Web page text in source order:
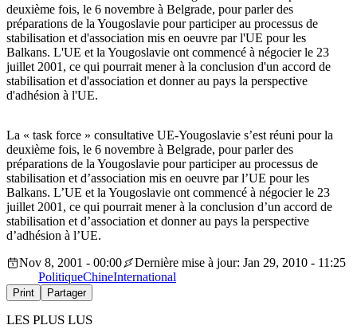
deuxième fois, le 6 novembre à Belgrade, pour parler des
préparations de la Yougoslavie pour participer au processus de
stabilisation et d'association mis en oeuvre par l'UE pour les
Balkans. L'UE et la Yougoslavie ont commencé à négocier le 23
juillet 2001, ce qui pourrait mener à la conclusion d'un accord de
stabilisation et d'association et donner au pays la perspective
d'adhésion à l'UE.
La « task force » consultative UE-Yougoslavie s’est réuni pour la
deuxième fois, le 6 novembre à Belgrade, pour parler des
préparations de la Yougoslavie pour participer au processus de
stabilisation et d’association mis en oeuvre par l’UE pour les
Balkans. L’UE et la Yougoslavie ont commencé à négocier le 23
juillet 2001, ce qui pourrait mener à la conclusion d’un accord de
stabilisation et d’association et donner au pays la perspective
d’adhésion à l’UE.
Nov 8, 2001 - 00:00
Dernière mise à jour: Jan 29, 2010 - 11:25
PolitiqueChineInternational
Print Partager
LES PLUS LUS